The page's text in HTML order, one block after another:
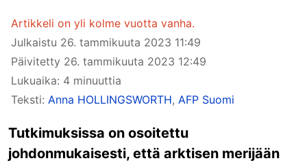
Artikkeli on yli kolme vuotta vanha.
Julkaistu 26. tammikuuta 2023 11:49
Päivitetty 26. tammikuuta 2023 12:49
Lukuaika: 4 minuuttia
Teksti: Anna HOLLINGSWORTH, AFP Suomi
Tutkimuksissa on osoitettu
johdonmukaisesti, että arktisen merijään